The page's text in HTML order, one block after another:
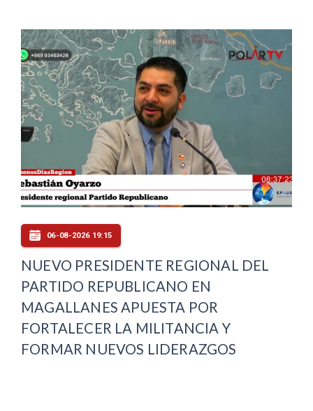
06-08-2026 19:15
NUEVO PRESIDENTE REGIONAL DEL
PARTIDO REPUBLICANO EN
MAGALLANES APUESTA POR
FORTALECER LA MILITANCIA Y
FORMAR NUEVOS LIDERAZGOS